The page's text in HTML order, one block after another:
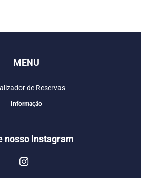
MENU
de Reservas
Informação
nosso Instagram